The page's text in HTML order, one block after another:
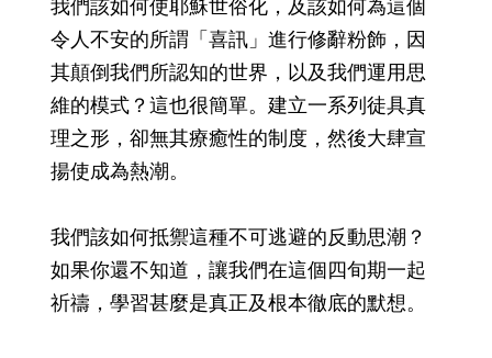
我們該如何使耶穌世俗化，及該如何為這個
令人不安的所謂「喜訊」進行修辭粉飾，因
其顛倒我們所認知的世界，以及我們運用思
維的模式？這也很簡單。建立一系列徒具真
理之形，卻無其療癒性的制度，然後大肆宣
揚使成為熱潮。
我們該如何抵禦這種不可逃避的反動思潮？
如果你還不知道，讓我們在這個四旬期一起
祈禱，學習甚麼是真正及根本徹底的默想。